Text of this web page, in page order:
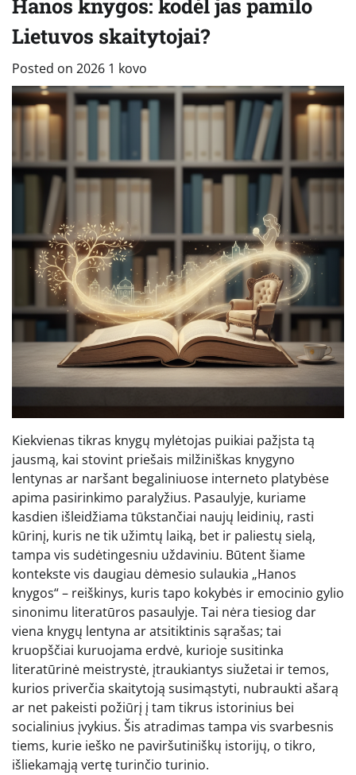
Hanos knygos: kodėl jas pamilo
Lietuvos skaitytojai?
Posted on 2026 1 kovo
Kiekvienas tikras knygų mylėtojas puikiai pažįsta tą
jausmą, kai stovint priešais milžiniškas knygyno
lentynas ar naršant begaliniuose interneto platybėse
apima pasirinkimo paralyžius. Pasaulyje, kuriame
kasdien išleidžiama tūkstančiai naujų leidinių, rasti
kūrinį, kuris ne tik užimtų laiką, bet ir paliestų sielą,
tampa vis sudėtingesniu uždaviniu. Būtent šiame
kontekste vis daugiau dėmesio sulaukia „Hanos
knygos“ – reiškinys, kuris tapo kokybės ir emocinio gylio
sinonimu literatūros pasaulyje. Tai nėra tiesiog dar
viena knygų lentyna ar atsitiktinis sąrašas; tai
kruopščiai kuruojama erdvė, kurioje susitinka
literatūrinė meistrystė, įtraukiantys siužetai ir temos,
kurios priverčia skaitytoją susimąstyti, nubraukti ašarą
ar net pakeisti požiūrį į tam tikrus istorinius bei
socialinius įvykius. Šis atradimas tampa vis svarbesnis
tiems, kurie ieško ne paviršutiniškų istorijų, o tikro,
išliekamąją vertę turinčio turinio.